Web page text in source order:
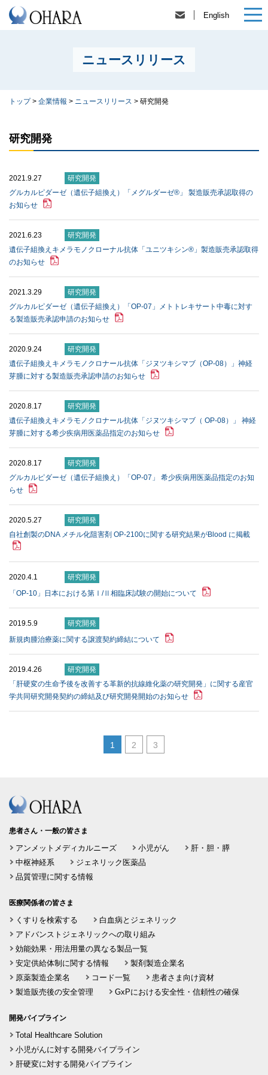
English
ニュースリリース
トップ> 企業情報 > ニュースリリース > 研究開発
研究開発
2021.9.27
研究開発
グルカルピダーゼ（遺伝子組換え）「メグルダーゼ®」 製造販売承認取得の
お知らせ
2021.6.23
研究開発
遺伝子組換えキメラモノクローナル抗体「ユニツキシン®」製造販売承認取得
のお知らせ
2021.3.29
研究開発
グルカルピダーゼ（遺伝子組換え）「OP-07」メトトレキサート中毒に対す
る製造販売承認申請のお知らせ
2020.9.24
研究開発
遺伝⼦組換えキメラモノクロナール抗体「ジヌツキシマブ（OP-08）」神経
芽腫に対する製造販売承認申請のお知らせ
2020.8.17
研究開発
遺伝子組換えキメラモノクロナール抗体「ジヌツキシマブ（ OP-08）」 神経
芽腫に対する希少疾病用医薬品指定のお知らせ
2020.8.17
研究開発
グルカルピダーゼ（遺伝子組換え）「OP-07」 希少疾病用医薬品指定のお知
らせ
2020.5.27
研究開発
⾃社創製のDNA メチル化阻害剤 OP-2100に関する研究結果がBlood に掲載
2020.4.1
研究開発
「OP-10」⽇本における第Ⅰ/Ⅱ相臨床試験の開始について
2019.5.9
研究開発
新規肉腫治療薬に関する譲渡契約締結について
2019.4.26
研究開発
「肝硬変の生命予後を改善する革新的抗線維化薬の研究開発」に関する産官
学共同研究開発契約の締結及び研究開発開始のお知らせ
1 2 3
患者さん・一般の皆さま
アンメットメディカルニーズ 小児がん
肝・胆・膵
中枢神経系
ジェネリック医薬品
品質管理に関する情報
医療関係者の皆さま
くすりを検索する
白血病とジェネリック
アドバンストジェネリックへの取り組み
効能効果・用法用量の異なる製品一覧
安定供給体制に関する情報
製剤製造企業名
原薬製造企業名
コード一覧
患者さま向け資材
製造販売後の安全管理
GxPにおける安全性・信頼性の確保
開発パイプライン
Total Healthcare Solution
小児がんに対する開発パイプライン
肝硬変に対する開発パイプライン